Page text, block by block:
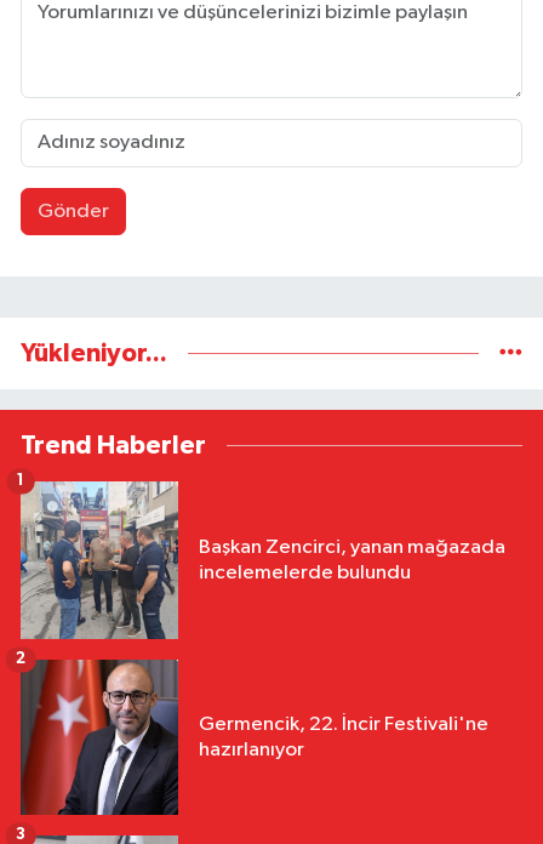
Gönder
Yükleniyor...
Trend Haberler
Başkan Zencirci, yanan mağazada
incelemelerde bulundu
Germencik, 22. İncir Festivali'ne
hazırlanıyor
2
3